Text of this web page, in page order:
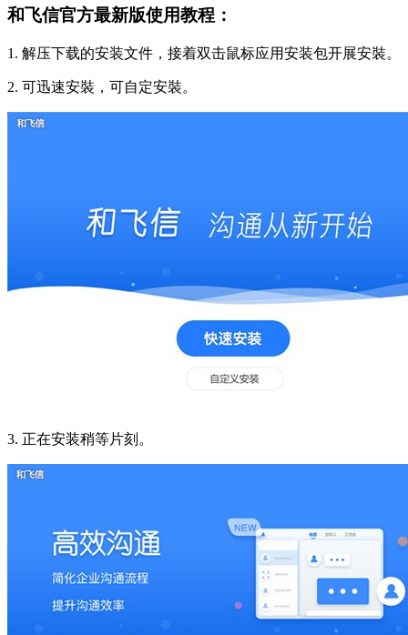
和飞信官方最新版使用教程：
1. 解压下载的安装文件，接着双击鼠标应用安装包开展安裝。
2. 可迅速安裝，可自定安裝。
3. 正在安装稍等片刻。